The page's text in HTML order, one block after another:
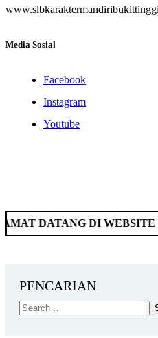
Media Sosial
Facebook
Instagram
Youtube
DI WEBSITE RESMI
PENCARIAN